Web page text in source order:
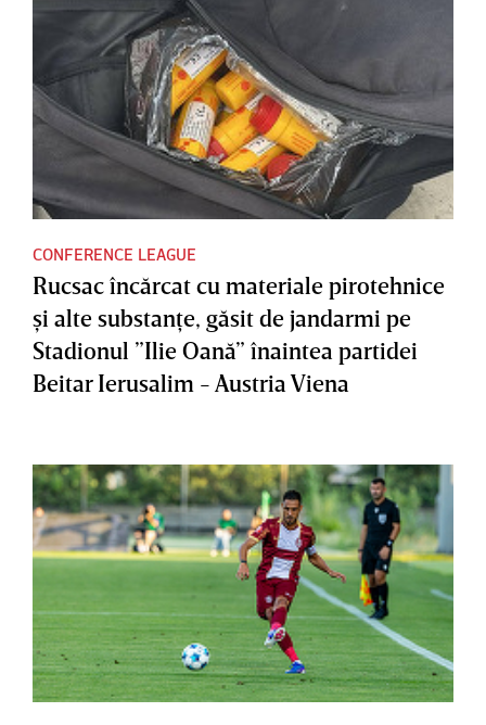
CONFERENCE LEAGUE
Rucsac încărcat cu materiale pirotehnice
şi alte substanţe, găsit de jandarmi pe
Stadionul ”Ilie Oană” înaintea partidei
Beitar Ierusalim - Austria Viena